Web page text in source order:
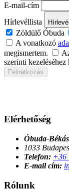
E-mail-cím
Hírlevéllista
Zöldülő Óbuda
A vonatkozó
megismertem.
szerinti
Feliratkozás
Elérhetőség
Óbuda-
1033
Telefon: +36
E-mail cím:
Rólunk